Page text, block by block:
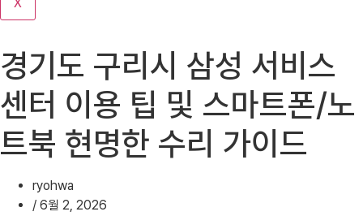
경기도 구리시 삼성 서비스
센터 이용 팁 및 스마트폰/노
트북 현명한 수리 가이드
ryohwa
/ 6월 2, 2026